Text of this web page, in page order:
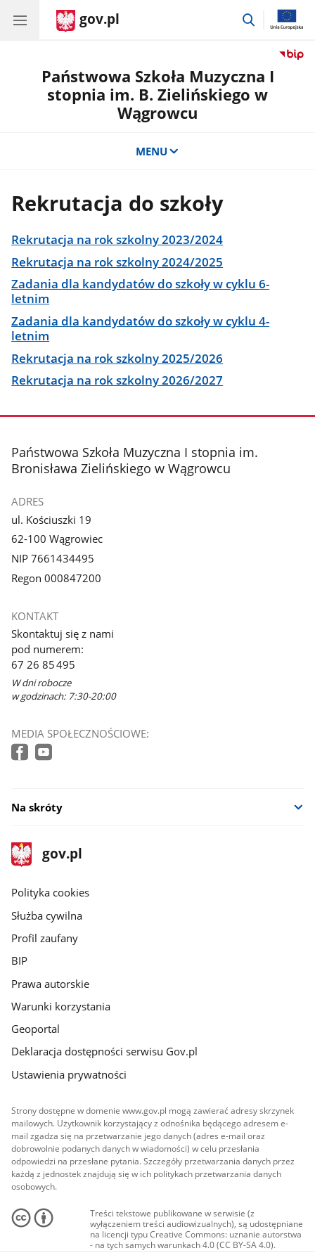
gov.pl
przejdź
Państwowa Szkoła Muzyczna I
stopnia im. B. Zielińskiego w
Wągrowcu
MENU
Rekrutacja do szkoły
Rekrutacja na rok szkolny 2023/2024
Rekrutacja na rok szkolny 2024/2025
Zadania dla kandydatów do szkoły w cyklu 6-
letnim
Zadania dla kandydatów do szkoły w cyklu 4-
letnim
Rekrutacja na rok szkolny 2025/2026
Rekrutacja na rok szkolny 2026/2027
stopka
Państwowa Szkoła Muzyczna I stopnia im.
Bronisława Zielińskiego w Wągrowcu
ADRES
ul. Kościuszki 19
62-100 Wągrowiec
NIP 7661434495
Regon 000847200
KONTAKT
Skontaktuj się z nami
pod numerem:
67 26 85 495
W dni robocze
w godzinach: 7:30-20:00
MEDIA SPOŁECZNOŚCIOWE:
Na skróty
stopka
gov.pl
Strona
gov.pl
gov.pl
Polityka cookies
Służba cywilna
Profil zaufany
BIP
Prawa autorskie
Warunki korzystania
Geoportal
Deklaracja dostępności serwisu Gov.pl
Ustawienia prywatności
Strony dostępne w domenie www.gov.pl mogą zawierać adresy skrzynek
mailowych. Użytkownik korzystający z odnośnika będącego adresem e-
mail zgadza się na przetwarzanie jego danych (adres e-mail oraz
dobrowolnie podanych danych w wiadomości) w celu przesłania
odpowiedzi na przesłane pytania. Szczegóły przetwarzania danych przez
każdą z jednostek znajdują się w ich politykach przetwarzania danych
osobowych.
Treści tekstowe publikowane w serwisie (z
wyłączeniem treści audiowizualnych), są udostępniane
na licencji typu Creative Commons: uznanie autorstwa
- na tych samych warunkach 4.0 (CC BY-SA 4.0).
Materiały audiowizualne, w tym zdjęcia, materiały